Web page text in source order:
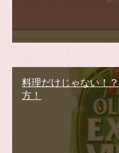
料理だけじゃない！
方！